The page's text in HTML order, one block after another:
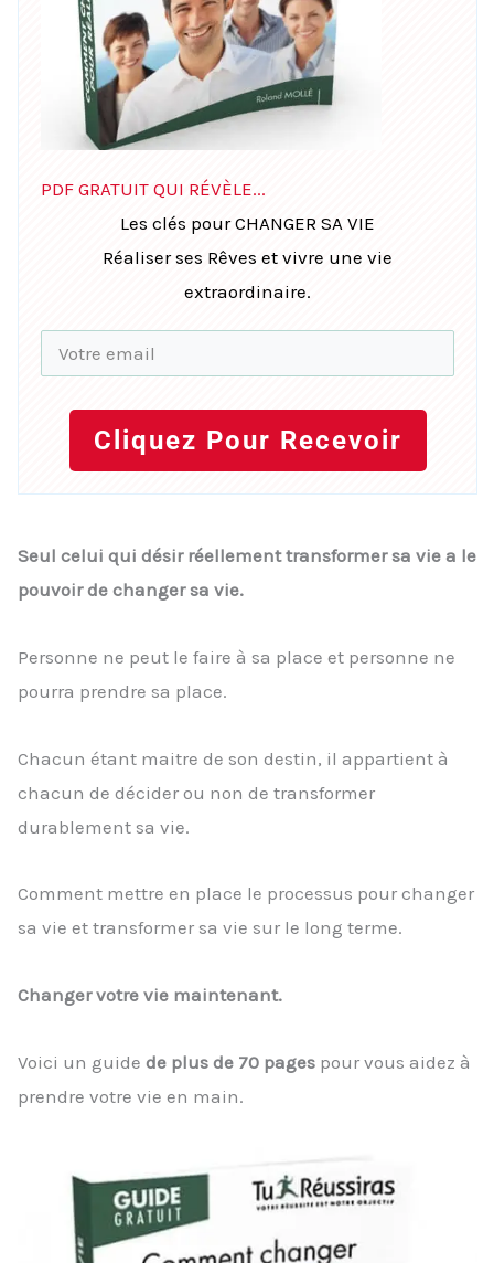
PDF GRATUIT QUI RÉVÈLE...
Les clés pour CHANGER SA VIE
Réaliser ses Rêves et vivre une vie
extraordinaire.
Cliquez Pour Recevoir
Seul celui qui désir réellement transformer sa vie a le
pouvoir de changer sa vie.
Personne ne peut le faire à sa place et personne ne
pourra prendre sa place.
Chacun étant maitre de son destin, il appartient à
chacun de décider ou non de transformer
durablement sa vie.
Comment mettre en place le processus pour changer
sa vie et transformer sa vie sur le long terme.
Changer votre vie maintenant.
Voici un guide de plus de 70 pages pour vous aidez à
prendre votre vie en main.